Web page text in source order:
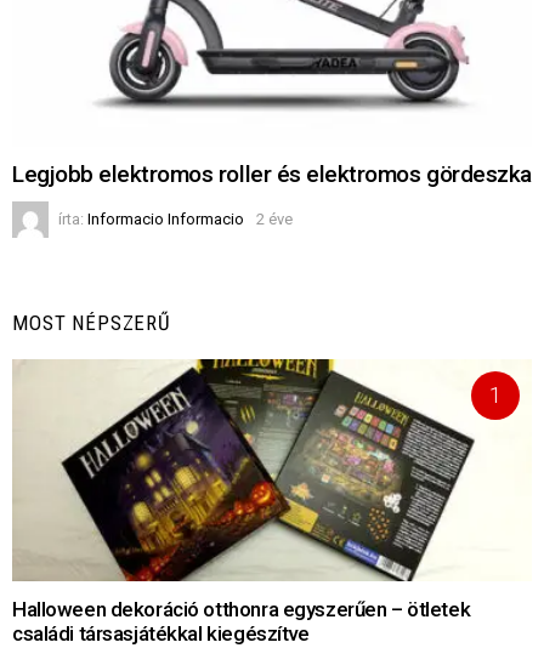
Legjobb elektromos roller és elektromos gördeszka
írta: Informacio Informacio 2 éve
MOST NÉPSZERŰ
Halloween dekoráció otthonra egyszerűen – ötletek
családi társasjátékkal kiegészítve